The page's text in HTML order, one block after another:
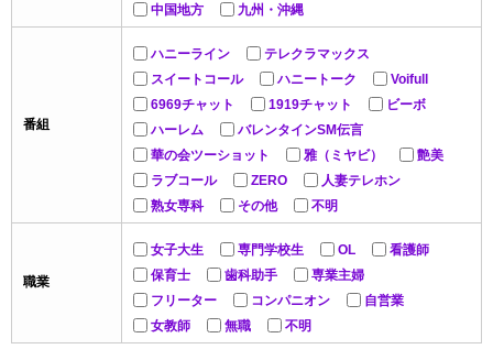
中国地方
九州・沖縄
番組
ハニーライン
テレクラマックス
スイートコール
ハニートーク
Voifull
6969チャット
1919チャット
ビーボ
ハーレム
バレンタインSM伝言
華の会ツーショット
雅（ミヤビ）
艶美
ラブコール
ZERO
人妻テレホン
熟女専科
その他 不明
職業
女子大生 専門学校生 OL
看護師
保育士
歯科助手
専業主婦
フリーター
コンパニオン
自営業
女教師
無職 不明